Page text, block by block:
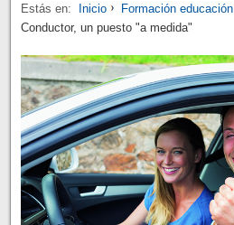
Estás en: Inicio Formación educación
Conductor, un puesto "a medida"